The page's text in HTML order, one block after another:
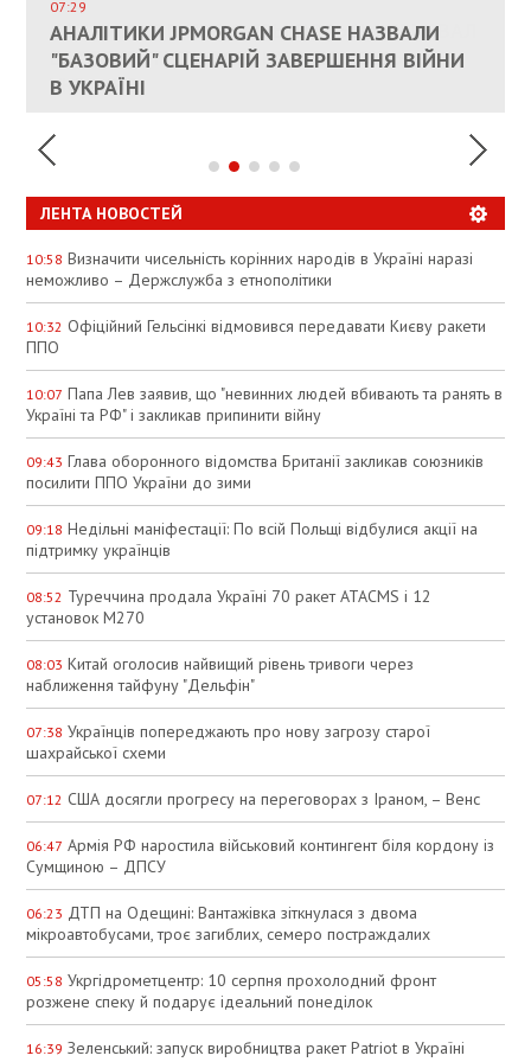
КАНДИДАТ В ПРЕМЬЕРЫ ПОЛЬШИ ПРИЗВАЛ
ЕС ПРЕКРАТИТЬ ВОЕННУЮ ПОМОЩЬ
УКРАИНЕ
07:29
АНАЛІТИКИ JPMORGAN CHASE НАЗВАЛИ
"БАЗОВИЙ" СЦЕНАРІЙ ЗАВЕРШЕННЯ ВІЙНИ
В УКРАЇНІ
СОСТОИТСЯ В БЛИЖАЙШЕЕ ВРЕМЯ, –
РЮТТЕ
ПАЛИВНИЙ РИНОК РОЗІГРІЛИ ШТУЧНО:
АНАЛІТИКИ ЗВИНУВАТИЛИ АЗС У
СПЕКУЛЯЦІЇ
ЛЕНТА НОВОСТЕЙ
10:58 Визначити чисельність корінних народів в Україні наразі
неможливо – Держслужба з етнополітики
10:32 Офіційний Гельсінкі відмовився передавати Києву ракети
ППО
10:07 Папа Лев заявив, що "невинних людей вбивають та ранять в
Україні та РФ" і закликав припинити війну
09:43 Глава оборонного відомства Британії закликав союзників
посилити ППО України до зими
09:18 Недільні маніфестації: По всій Польщі відбулися акції на
підтримку українців
08:52 Туреччина продала Україні 70 ракет ATACMS і 12
установок M270
08:03 Китай оголосив найвищий рівень тривоги через
наближення тайфуну "Дельфін"
07:38 Українців попереджають про нову загрозу старої
шахрайської схеми
07:12 США досягли прогресу на переговорах з Іраном, – Венс
06:47 Армія РФ наростила військовий контингент біля кордону із
Сумщиною – ДПСУ
06:23 ДТП на Одещині: Вантажівка зіткнулася з двома
мікроавтобусами, троє загиблих, семеро постраждалих
05:58 Укргідрометцентр: 10 серпня прохолодний фронт
розжене спеку й подарує ідеальний понеділок
16:39 Зеленський: запуск виробництва ракет Patriot в Україні